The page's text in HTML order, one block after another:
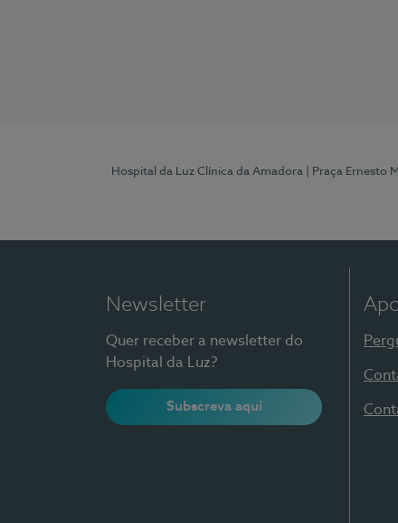
Hospital da Luz Clínica da Amadora | Praça Ernesto
Newsletter
Quer receber a newsletter do
Hospital da Luz?
Subscreva aqui